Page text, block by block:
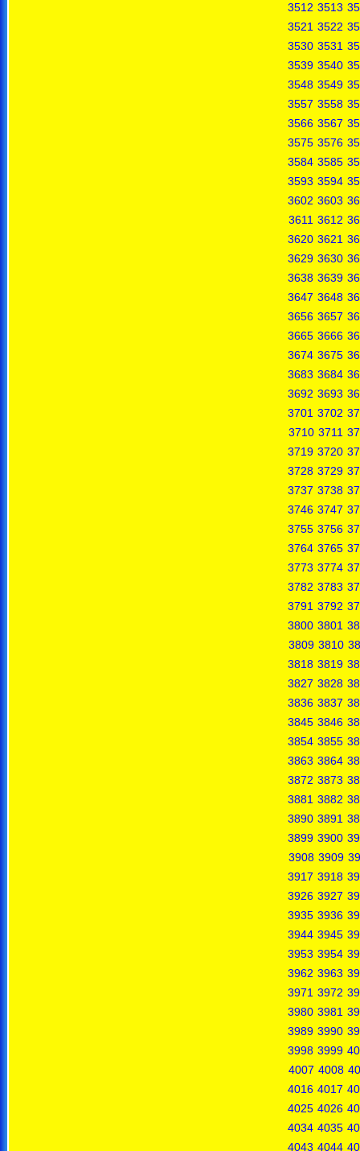
3512 3513
3521 3522
3530 3531
3539 3540
3548 3549
3557 3558
3566 3567
3575 3576
3584 3585
3593 3594
3602 3603
3611 3612
3620 3621
3629 3630
3638 3639
3647 3648
3656 3657
3665 3666
3674 3675
3683 3684
3692 3693
3701 3702
3710 3711
3719 3720
3728 3729
3737 3738
3746 3747
3755 3756
3764 3765
3773 3774
3782 3783
3791 3792
3800 3801
3809 3810
3818 3819
3827 3828
3836 3837
3845 3846
3854 3855
3863 3864
3872 3873
3881 3882
3890 3891
3899 3900
3908 3909
3917 3918
3926 3927
3935 3936
3944 3945
3953 3954
3962 3963
3971 3972
3980 3981
3989 3990
3998 3999
4007 4008
4016 4017
4025 4026
4034 4035
4043 4044